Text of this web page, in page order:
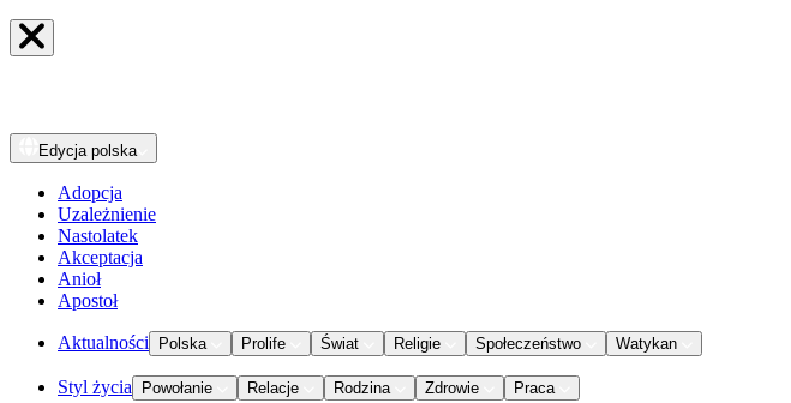
Edycja polska
Adopcja
Uzależnienie
Nastolatek
Akceptacja
Anioł
Apostoł
Aktualności Polska Prolife Świat Religie Społeczeństwo Watykan
Styl życia Powołanie Relacje Rodzina Zdrowie Praca